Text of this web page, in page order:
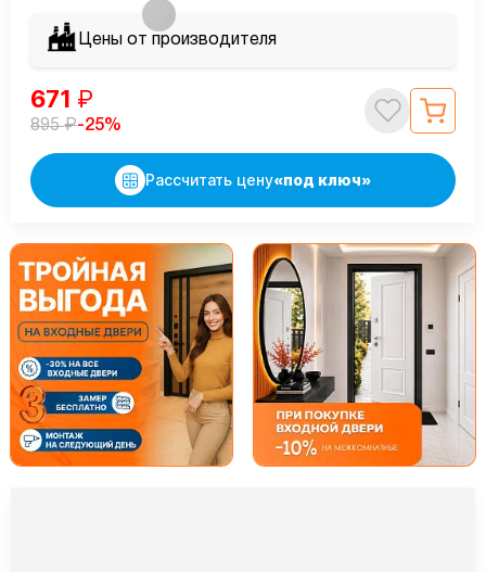
Цены от производителя
671 ₽
895₽-25%
Рассчитать цену«под ключ»